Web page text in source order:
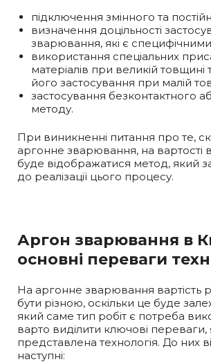
підключення змінного та
визначення доцільності
зварювання, які є
використання спеціальних
матеріалів при великій товщині
його застосування при малій
застосування безконтактного
методу.
При виникненні питання про те,
аргонне зварювання, на вартості
буде відображатися метод, який
до реалізації цього процесу.
Аргон зварювання в
основні переваги
На аргонне зварювання вартість
бути різною, оскільки це буде
який саме тип робіт є потреба
варто виділити ключові переваги,
представлена технологія. До них
наступні: